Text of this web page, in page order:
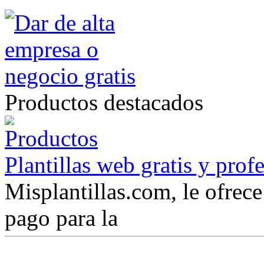
Productos destacados
Plantillas web gratis y
Misplantillas.com, le
pago para la